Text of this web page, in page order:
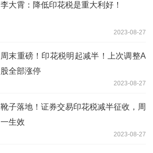
李大霄：降低印花税是重大利好！
2023-08-27
周末重磅！印花税明起减半！上次调整A
股全部涨停
2023-08-27
靴子落地！证券交易印花税减半征收，周
一生效
2023-08-27